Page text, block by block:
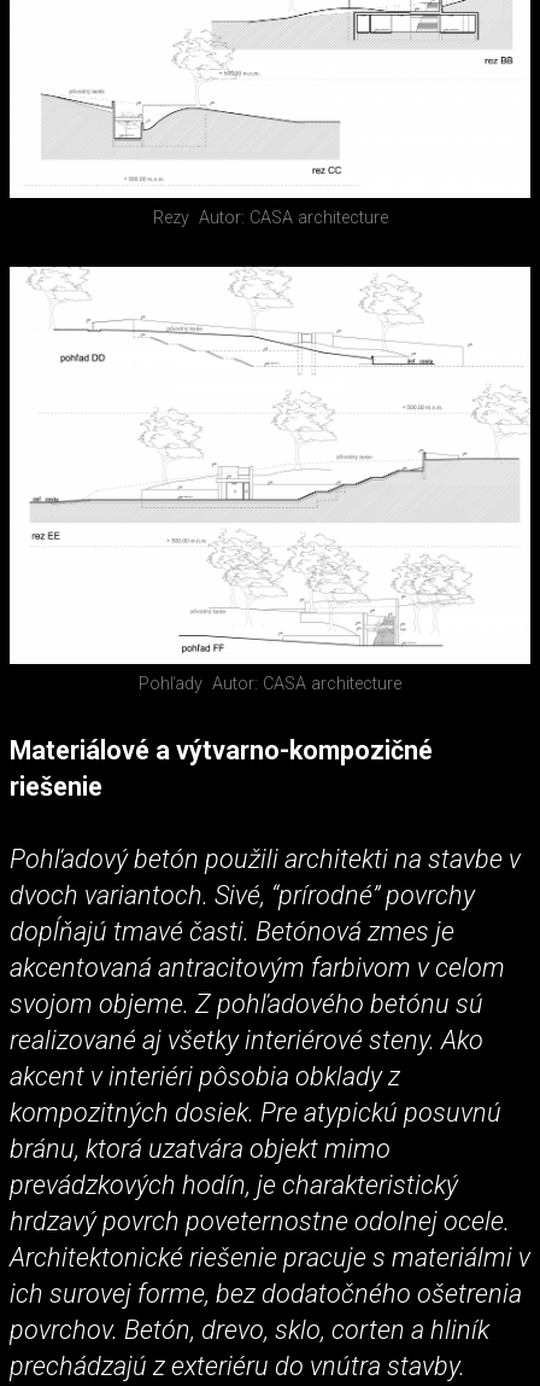
Rezy Autor: CASA architecture
Pohľady Autor: CASA architecture
Materiálové a výtvarno-kompozičné
riešenie
Pohľadový betón použili architekti na stavbe v
dvoch variantoch. Sivé, “prírodné” povrchy
dopĺňajú tmavé časti. Betónová zmes je
akcentovaná antracitovým farbivom v celom
svojom objeme. Z pohľadového betónu sú
realizované aj všetky interiérové steny. Ako
akcent v interiéri pôsobia obklady z
kompozitných dosiek. Pre atypickú posuvnú
bránu, ktorá uzatvára objekt mimo
prevádzkových hodín, je charakteristický
hrdzavý povrch poveternostne odolnej ocele.
Architektonické riešenie pracuje s materiálmi v
ich surovej forme, bez dodatočného ošetrenia
povrchov. Betón, drevo, sklo, corten a hliník
prechádzajú z exteriéru do vnútra stavby.